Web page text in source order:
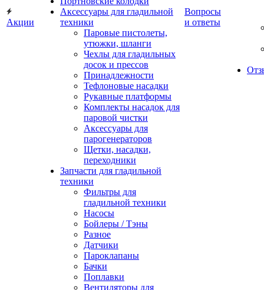
Акции
Аксессуары для гладильной
техники
Паровые пистолеты,
утюжки, шланги
Чехлы для гладильных
досок и прессов
Принадлежности
Тефлоновые насадки
Рукавные платформы
Комплекты насадок для
паровой чистки
Аксессуары для
парогенераторов
Щетки, насадки,
переходники
Запчасти для гладильной
техники
Фильтры для
гладильной техники
Насосы
Бойлеры / Тэны
Разное
Датчики
Пароклапаны
Бачки
Поплавки
Вентиляторы для
Вопросы
и ответы